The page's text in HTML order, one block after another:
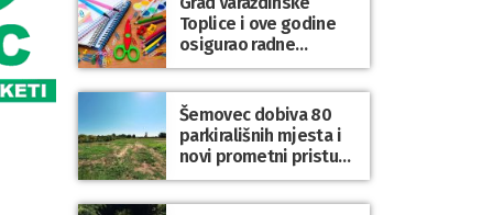
Bartolovečki
Toplice i ove godine
osigurao radne
bilježnice i dodatni
obrazovni materijal za
sve osnovnoškolce
Šemovec dobiva 80
parkirališnih mjesta i
novi prometni pristup
groblju